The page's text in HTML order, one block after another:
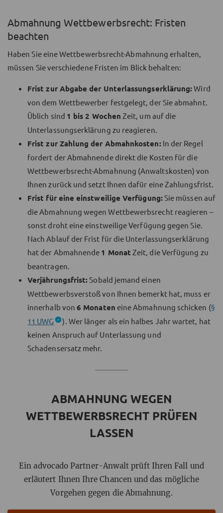
Abmahnung Wettbewerbsrecht: Fristen
beachten
Haben Sie eine Wettbewerbsrecht-Abmahnung erhalten,
müssen Sie verschiedene Fristen im Blick behalten:
Frist zur Abgabe der Unterlassungserklärung: Wird
von dem Wettbewerber festgelegt, der Sie abmahnt.
Üblich sind 1 bis 2 Wochen Zeit, um auf die
Unterlassungserklärung zu reagieren.
Frist zur Zahlung der Abmahnkosten: In der Regel
fordert der Abmahnende direkt die Kosten für die
Wettbewerbsrecht-Abmahnung (Anwaltskosten) von
Ihnen zurück und setzt Ihnen dafür eine Zahlungsfrist.
Frist für eine einstweilige Verfügung: Sie müssen auf
die Abmahnung wegen Wettbewerbsrecht reagieren –
sonst droht eine einstweilige Verfügung gegen Sie.
Nach Ablauf der Frist für die Unterlassungserklärung
hat der Abmahnende 1 Monat Zeit, die Verfügung zu
beantragen.
Verjährungsfrist: Sobald jemand einen
Wettbewerbsverstoß von Ihnen bemerkt hat, muss er
innerhalb von6 Monaten eine Abmahnung schicken (§
11 UWG
). Wer länger als ein halbes Jahr wartet, hat
keinen Anspruch auf Unterlassung und
Schadensersatz mehr.
ABMAHNUNG WEGEN
WETTBEWERBSRECHT PRÜFEN
LASSEN
Ein advocado Partner-Anwalt prüft Ihren Fall und
erläutert Ihnen Ihre Chancen und das mögliche
Vorgehen gegen die Abmahnung.